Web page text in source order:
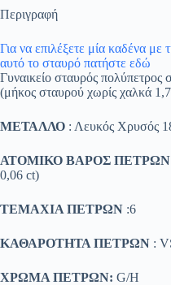
Περιγραφή
Για να επιλέξετε μία καδένα με
αυτό το σταυρό πατήστε εδώ
Γυναικείο σταυρός
(μήκος σταυρού χωρίς χαλκά
ΜΕΤΑΛΛΟ : Λευκός Χρυσός
ΑΤΟΜΙΚΟ ΒΑΡΟΣ ΠΕΤΡΩΝ
0,06 ct)
ΤΕΜΑΧΙΑ ΠΕΤΡΩΝ :6
ΚΑΘΑΡΟΤΗΤΑ ΠΕΤΡΩΝ :
ΧΡΩΜΑ ΠΕΤΡΩΝ: G/H